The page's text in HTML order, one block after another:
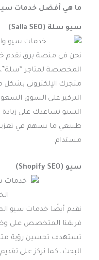
ما هي أفضل خدمات
سيو سلة (Salla SEO)
نحن في منصة برق نقدم
المخصصة لمتاجر
متجرك الإلكتروني
التركيز على السوق
السيو نساعدك على زيادة
طبيعي ما يسهم في
مستدام.
سيو (Shopify SEO)
فريقنا المتخصص على
تستهدف تحسين رؤية
البحث، كما نركز على